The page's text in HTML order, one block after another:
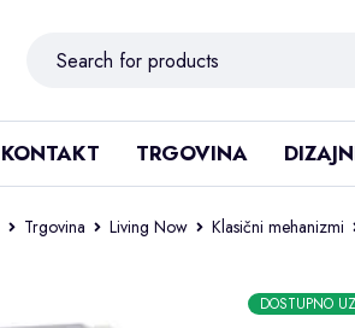
KONTAKT TRGOVINA
Trgovina Living Now Klasični mehanizmi
DOSTUPNO